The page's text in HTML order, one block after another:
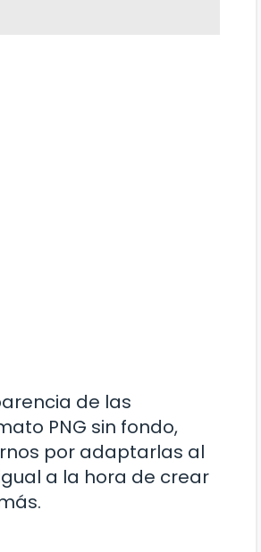
de las
PNG sin fondo,
por adaptarlas al
a la hora de crear